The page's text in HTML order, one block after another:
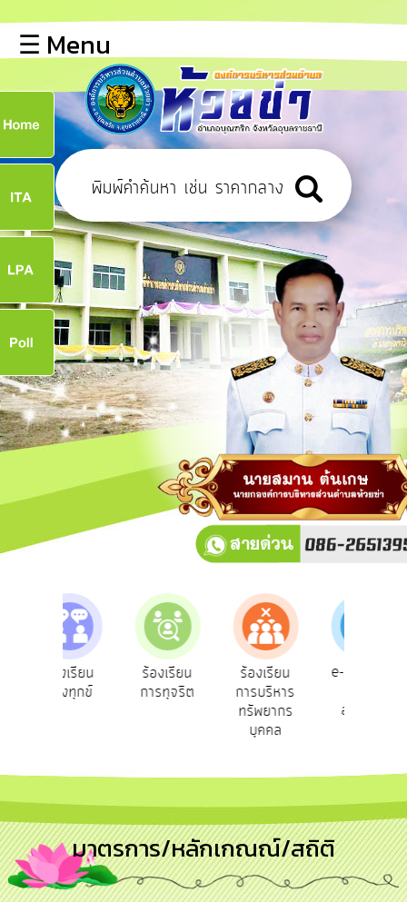
หลัก
ข้อมูล
พื้น
ฐาน
บุคลากร
ข่าว
ประชาสัมพันธ์
การ
เผย
ข้อมูล
สาธารณะ
OIT
การ
ปฏิสัมพันธ์
ฟัง
ความ
ยุทธศาสตร์/
พัฒนา
ทรัพยากร
การ
บริหาร
งาน
☰ Menu
ร้องเรียน
การทุจริต
ร้องเรียน
การบริหาร
e-Service
บริการ
ออนไลน์
มาตรการ/หลักเกณณ์/สถิติ